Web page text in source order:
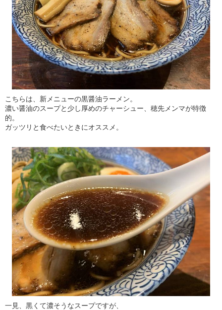
こちらは、新メニューの黒醤油ラーメン。
濃い醤油のスープと少し厚めのチャーシュー、穂先メンマが特徴
的。
ガッツリと食べたいときにオススメ。
一見、黒くて濃そうなスープですが、